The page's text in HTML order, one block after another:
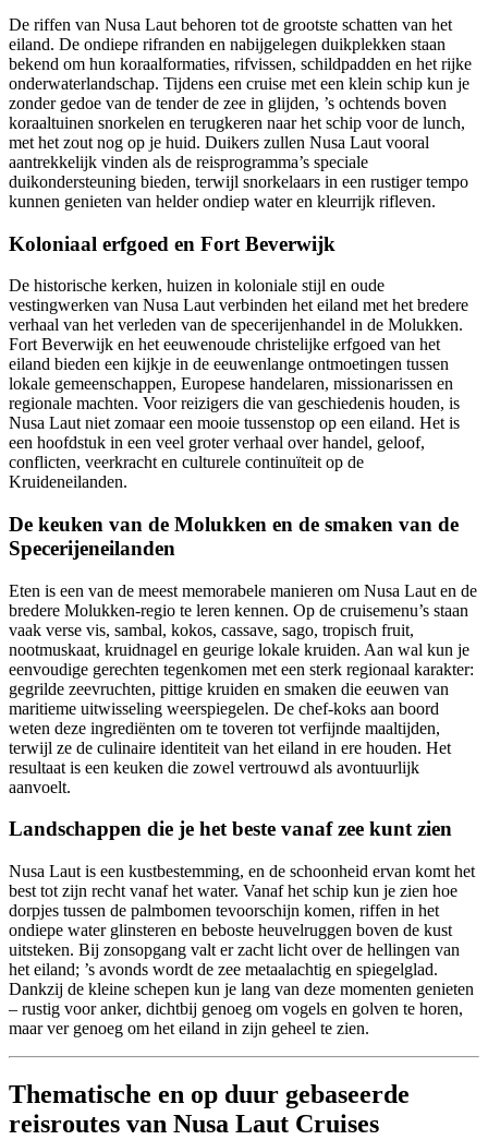
De riffen van Nusa Laut behoren tot de grootste schatten van het
eiland. De ondiepe rifranden en nabijgelegen duikplekken staan
bekend om hun koraalformaties, rifvissen, schildpadden en het rijke
onderwaterlandschap. Tijdens een cruise met een klein schip kun je
zonder gedoe van de tender de zee in glijden, ’s ochtends boven
koraaltuinen snorkelen en terugkeren naar het schip voor de lunch,
met het zout nog op je huid. Duikers zullen Nusa Laut vooral
aantrekkelijk vinden als de reisprogramma’s speciale
duikondersteuning bieden, terwijl snorkelaars in een rustiger tempo
kunnen genieten van helder ondiep water en kleurrijk rifleven.
Koloniaal erfgoed en Fort Beverwijk
De historische kerken, huizen in koloniale stijl en oude
vestingwerken van Nusa Laut verbinden het eiland met het bredere
verhaal van het verleden van de specerijenhandel in de Molukken.
Fort Beverwijk en het eeuwenoude christelijke erfgoed van het
eiland bieden een kijkje in de eeuwenlange ontmoetingen tussen
lokale gemeenschappen, Europese handelaren, missionarissen en
regionale machten. Voor reizigers die van geschiedenis houden, is
Nusa Laut niet zomaar een mooie tussenstop op een eiland. Het is
een hoofdstuk in een veel groter verhaal over handel, geloof,
conflicten, veerkracht en culturele continuïteit op de
Kruideneilanden.
De keuken van de Molukken en de smaken van de
Specerijeneilanden
Eten is een van de meest memorabele manieren om Nusa Laut en de
bredere Molukken-regio te leren kennen. Op de cruisemenu’s staan
vaak verse vis, sambal, kokos, cassave, sago, tropisch fruit,
nootmuskaat, kruidnagel en geurige lokale kruiden. Aan wal kun je
eenvoudige gerechten tegenkomen met een sterk regionaal karakter:
gegrilde zeevruchten, pittige kruiden en smaken die eeuwen van
maritieme uitwisseling weerspiegelen. De chef-koks aan boord
weten deze ingrediënten om te toveren tot verfijnde maaltijden,
terwijl ze de culinaire identiteit van het eiland in ere houden. Het
resultaat is een keuken die zowel vertrouwd als avontuurlijk
aanvoelt.
Landschappen die je het beste vanaf zee kunt zien
Nusa Laut is een kustbestemming, en de schoonheid ervan komt het
best tot zijn recht vanaf het water. Vanaf het schip kun je zien hoe
dorpjes tussen de palmbomen tevoorschijn komen, riffen in het
ondiepe water glinsteren en beboste heuvelruggen boven de kust
uitsteken. Bij zonsopgang valt er zacht licht over de hellingen van
het eiland; ’s avonds wordt de zee metaalachtig en spiegelglad.
Dankzij de kleine schepen kun je lang van deze momenten genieten
– rustig voor anker, dichtbij genoeg om vogels en golven te horen,
maar ver genoeg om het eiland in zijn geheel te zien.
Thematische en op duur gebaseerde
reisroutes van Nusa Laut Cruises